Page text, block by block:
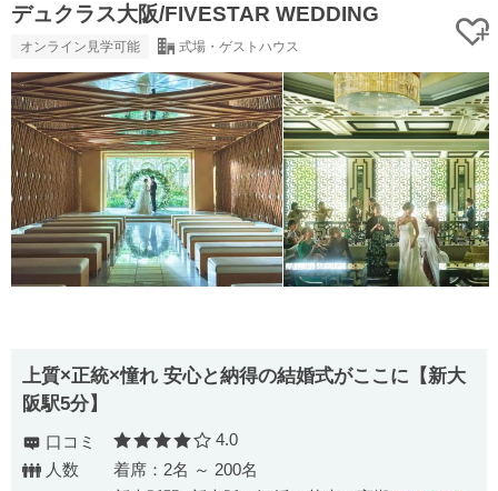
デュクラス大阪/FIVESTAR WEDDING
オンライン見学可能 式場・ゲストハウス
上質×正統×憧れ 安心と納得の結婚式がここに【新大
阪駅5分】
口コミ 口コミ評価
4.0
人数
着席：2名 ～ 200名